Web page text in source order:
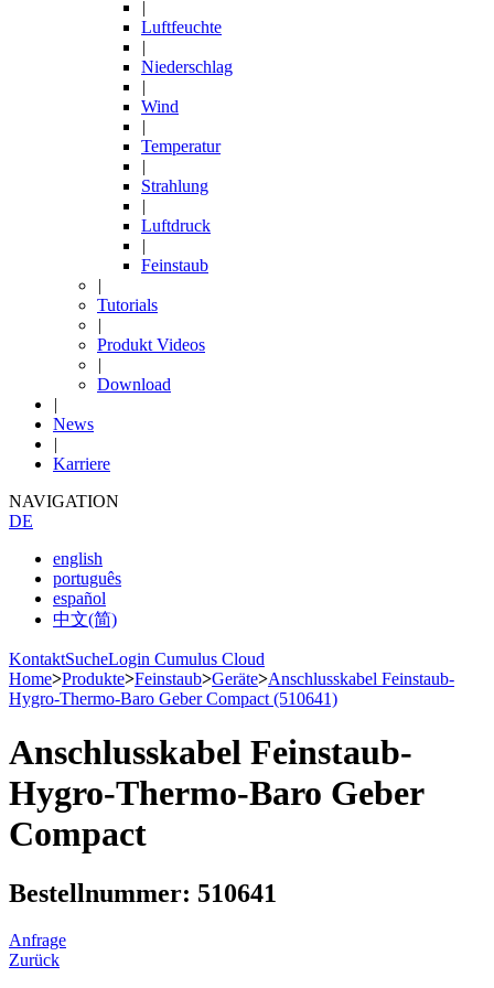
|
Luftfeuchte
|
Niederschlag
|
Wind
|
Temperatur
|
Strahlung
|
Luftdruck
|
Feinstaub
|
Tutorials
|
Produkt Videos
|
Download
|
News
|
Karriere
NAVIGATION
DE
english
português
español
中文(简)
KontaktSucheLogin Cumulus Cloud
Home>Produkte>Feinstaub>Geräte>Anschlusskabel Feinstaub-
Hygro-Thermo-Baro Geber Compact (510641)
Anschlusskabel Feinstaub-
Hygro-Thermo-Baro Geber
Compact
Bestellnummer: 510641
Anfrage
Zurück